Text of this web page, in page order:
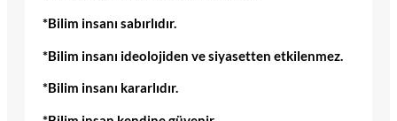
*Bilim insanı sabırlıdır.
*Bilim insanı ideolojiden ve siyasetten etkilenmez.
*Bilim insanı kararlıdır.